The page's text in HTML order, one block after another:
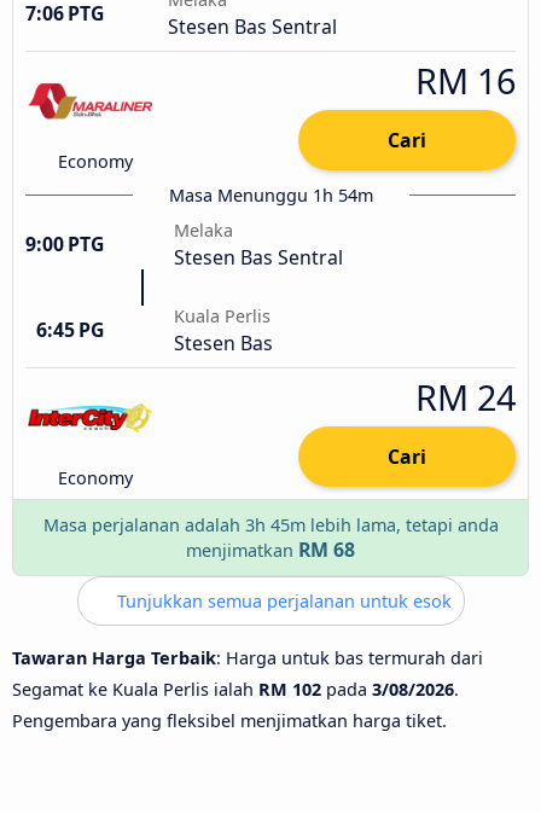
7:06 PTG Stesen Bas Sentral
Economy
RM 16
Cari
Masa Menunggu 1h 54m
9:00 PTG
Melaka
Stesen Bas Sentral
6:45 PG
Kuala Perlis
Stesen Bas
Economy
RM 24
Cari
Masa perjalanan adalah 3h 45m lebih lama, tetapi anda
menjimatkan RM 68
Tunjukkan semua perjalanan untuk esok
Tawaran Harga Terbaik: Harga untuk bas termurah dari
Segamat ke Kuala Perlis ialah RM 102 pada 3/08/2026.
Pengembara yang fleksibel menjimatkan harga tiket.